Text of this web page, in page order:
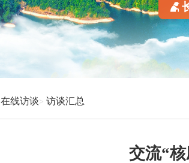
在线访谈 访谈汇总
交流“